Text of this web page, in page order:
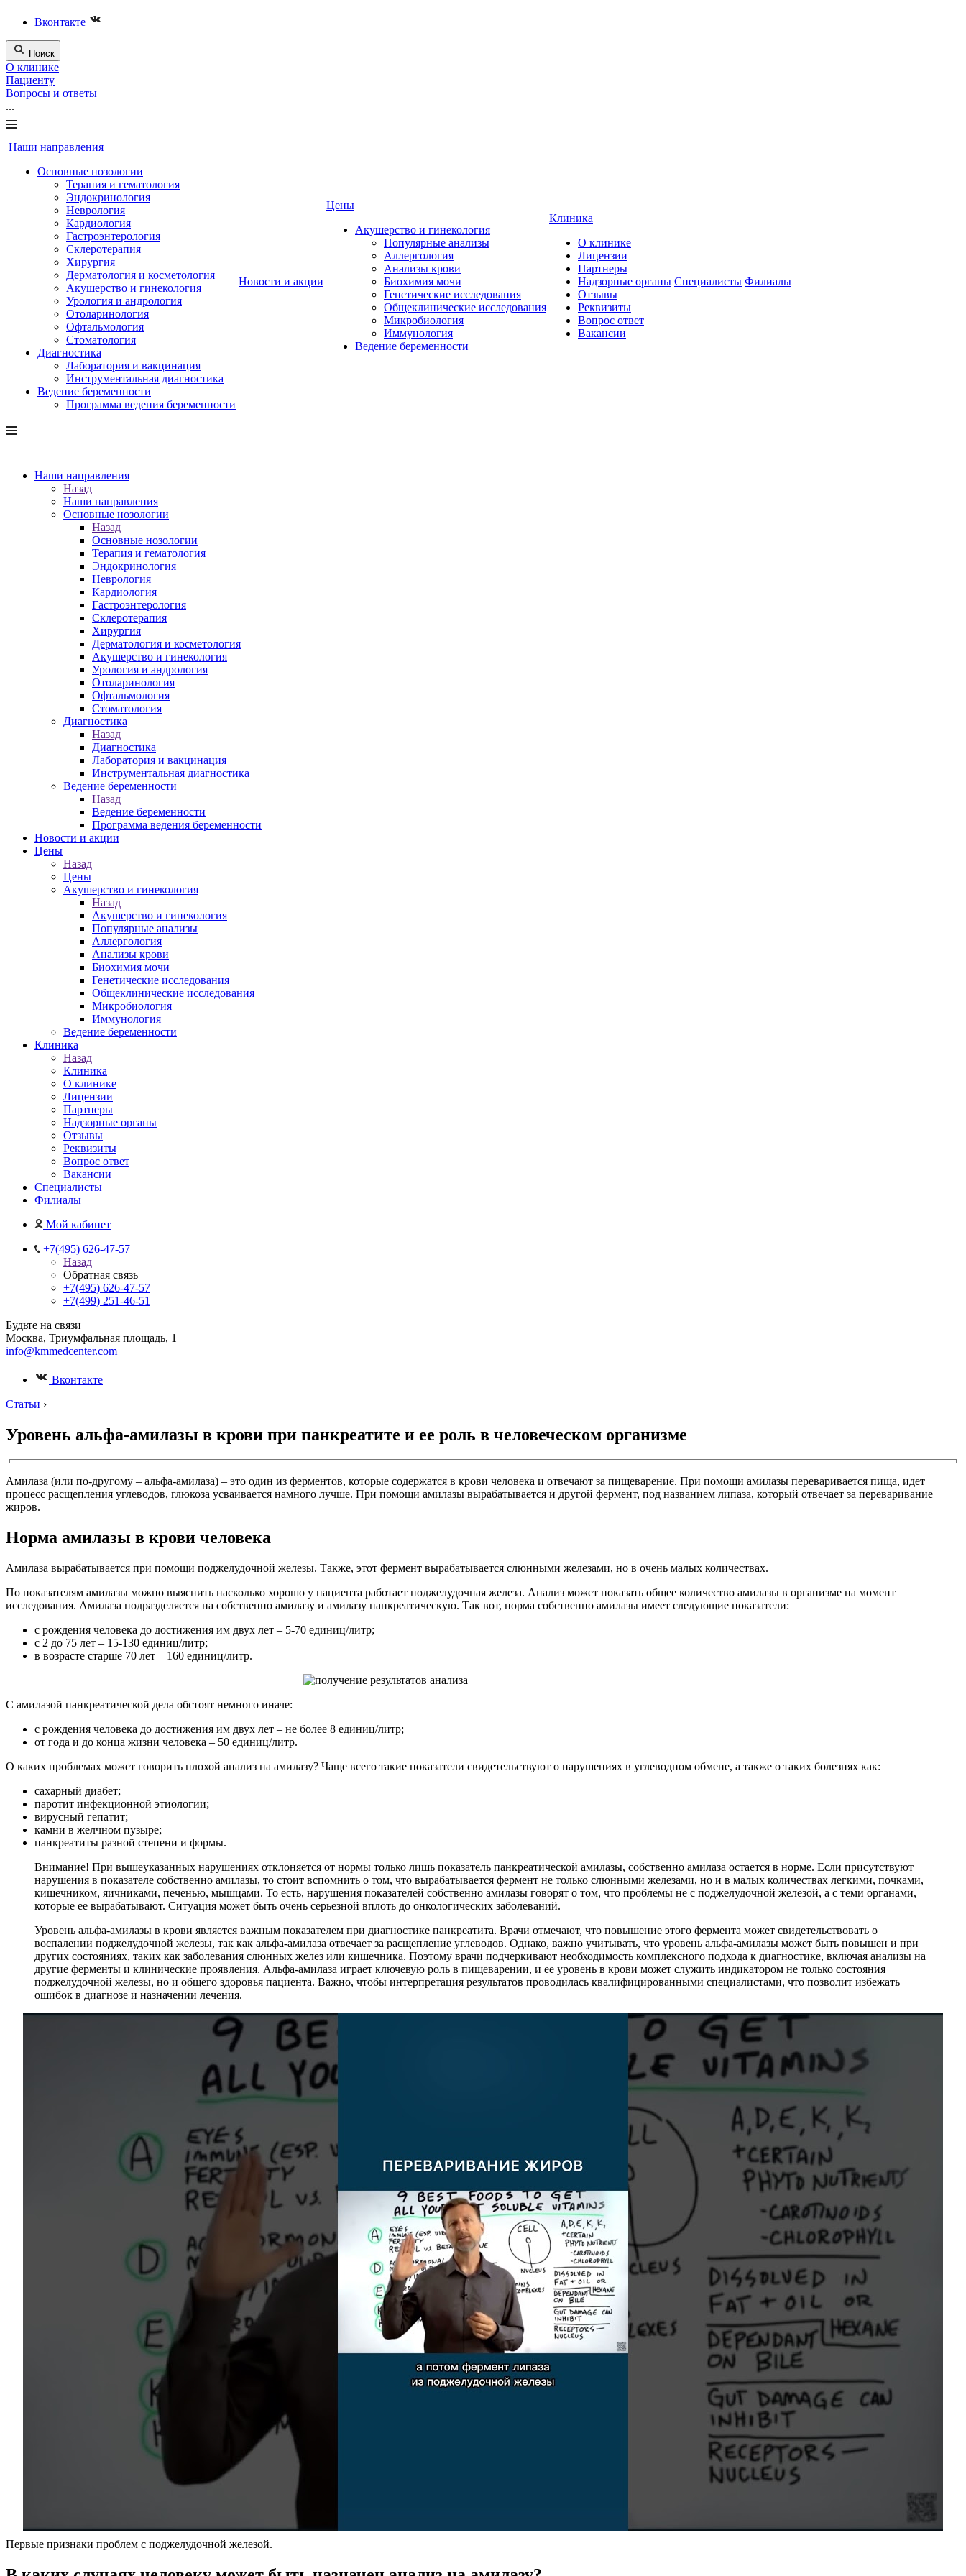
Вконтакте
Поиск
О клинике
Пациенту
Вопросы и ответы
...
Наши направления
Основные нозологии
Терапия и гематология
Эндокринология
Неврология
Кардиология
Гастроэнтерология
Склеротерапия
Хирургия
Дерматология и косметология
Акушерство и гинекология
Урология и андрология
Отоларинология
Офтальмология
Стоматология
Диагностика
Лаборатория и вакцинация
Инструментальная диагностика
Ведение беременности
Программа ведения беременности
Новости и акции
Цены
Акушерство и гинекология
Популярные анализы
Аллергология
Анализы крови
Биохимия мочи
Генетические исследования
Общеклинические исследования
Микробиология
Иммунология
Ведение беременности
Клиника
О клинике
Лицензии
Партнеры
Надзорные органы
Отзывы
Реквизиты
Вопрос ответ
Вакансии
Специалисты Филиалы
Наши направления
Назад
Наши направления
Основные нозологии
Назад
Основные нозологии
Терапия и гематология
Эндокринология
Неврология
Кардиология
Гастроэнтерология
Склеротерапия
Хирургия
Дерматология и косметология
Акушерство и гинекология
Урология и андрология
Отоларинология
Офтальмология
Стоматология
Диагностика
Назад
Диагностика
Лаборатория и вакцинация
Инструментальная диагностика
Ведение беременности
Назад
Ведение беременности
Программа ведения беременности
Новости и акции
Цены
Назад
Цены
Акушерство и гинекология
Назад
Акушерство и гинекология
Популярные анализы
Аллергология
Анализы крови
Биохимия мочи
Генетические исследования
Общеклинические исследования
Микробиология
Иммунология
Ведение беременности
Клиника
Назад
Клиника
О клинике
Лицензии
Партнеры
Надзорные органы
Отзывы
Реквизиты
Вопрос ответ
Вакансии
Специалисты
Филиалы
Мой кабинет
+7(495) 626-47-57
Назад
Обратная связь
+7(495) 626-47-57
+7(499) 251-46-51
Будьте на связи
Москва, Триумфальная площадь, 1
info@kmmedcenter.com
Вконтакте
Статьи ›
Уровень альфа-амилазы в крови при панкреатите и ее роль в человеческом организме
Амилаза (или по-другому – альфа-амилаза) – это один из ферментов, которые содержатся в крови человека и отвечают за пищеварение. При помощи амилазы переваривается пища, идет
процесс расщепления углеводов, глюкоза усваивается намного лучше. При помощи амилазы вырабатывается и другой фермент, под названием липаза, который отвечает за переваривание
жиров.
Норма амилазы в крови человека
Амилаза вырабатывается при помощи поджелудочной железы. Также, этот фермент вырабатывается слюнными железами, но в очень малых количествах.
По показателям амилазы можно выяснить насколько хорошо у пациента работает поджелудочная железа. Анализ может показать общее количество амилазы в организме на момент
исследования. Амилаза подразделяется на собственно амилазу и амилазу панкреатическую. Так вот, норма собственно амилазы имеет следующие показатели:
с рождения человека до достижения им двух лет – 5-70 единиц/литр;
с 2 до 75 лет – 15-130 единиц/литр;
в возрасте старше 70 лет – 160 единиц/литр.
С амилазой панкреатической дела обстоят немного иначе:
с рождения человека до достижения им двух лет – не более 8 единиц/литр;
от года и до конца жизни человека – 50 единиц/литр.
О каких проблемах может говорить плохой анализ на амилазу? Чаще всего такие показатели свидетельствуют о нарушениях в углеводном обмене, а также о таких болезнях как:
сахарный диабет;
паротит инфекционной этиологии;
вирусный гепатит;
камни в желчном пузыре;
панкреатиты разной степени и формы.
Внимание! При вышеуказанных нарушениях отклоняется от нормы только лишь показатель панкреатической амилазы, собственно амилаза остается в норме. Если присутствуют
нарушения в показателе собственно амилазы, то стоит вспомнить о том, что вырабатывается фермент не только слюнными железами, но и в малых количествах легкими, почками,
кишечником, яичниками, печенью, мышцами. То есть, нарушения показателей собственно амилазы говорят о том, что проблемы не с поджелудочной железой, а с теми органами,
которые ее вырабатывают. Ситуация может быть очень серьезной вплоть до онкологических заболеваний.
Уровень альфа-амилазы в крови является важным показателем при диагностике панкреатита. Врачи отмечают, что повышение этого фермента может свидетельствовать о
воспалении поджелудочной железы, так как альфа-амилаза отвечает за расщепление углеводов. Однако, важно учитывать, что уровень альфа-амилазы может быть повышен и при
других состояниях, таких как заболевания слюнных желез или кишечника. Поэтому врачи подчеркивают необходимость комплексного подхода к диагностике, включая анализы на
другие ферменты и клинические проявления. Альфа-амилаза играет ключевую роль в пищеварении, и ее уровень в крови может служить индикатором не только состояния
поджелудочной железы, но и общего здоровья пациента. Важно, чтобы интерпретация результатов проводилась квалифицированными специалистами, что позволит избежать
ошибок в диагнозе и назначении лечения.
Первые признаки проблем с поджелудочной железой.